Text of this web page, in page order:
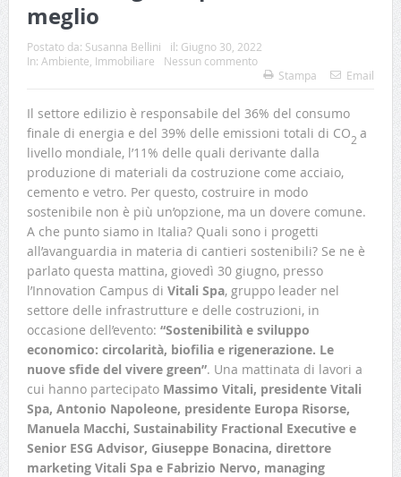
meglio
Postato da: Susanna Bellini il: Giugno 30, 2022
In: Ambiente Immobiliare
Nessun commento
Stampa
Email
Il settore edilizio è responsabile del 36% del consumo
finale di energia e del 39% delle emissioni totali di CO2 a
livello mondiale, l’11% delle quali derivante dalla
produzione di materiali da costruzione come acciaio,
cemento e vetro. Per questo, costruire in modo
sostenibile non è più un’opzione, ma un dovere comune.
A che punto siamo in Italia? Quali sono i progetti
all’avanguardia in materia di cantieri sostenibili? Se ne è
parlato questa mattina, giovedì 30 giugno, presso
l’Innovation Campus di Vitali Spa, gruppo leader nel
settore delle infrastrutture e delle costruzioni, in
occasione dell’evento: “Sostenibilità e sviluppo
economico: circolarità, biofilia e rigenerazione. Le
nuove sfide del vivere green”. Una mattinata di lavori a
cui hanno partecipato Massimo Vitali, presidente Vitali
Spa, Antonio Napoleone, presidente Europa Risorse,
Manuela Macchi, Sustainability Fractional Executive e
Senior ESG Advisor, Giuseppe Bonacina, direttore
marketing Vitali Spa e Fabrizio Nervo, managing